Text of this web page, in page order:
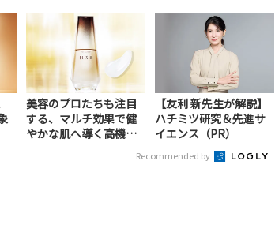
美容のプロたちも注目
する、マルチ効果で健
やかな肌へ導く高機能
【友利 新先生が解説】
ハチミツ研究＆先進サ
イエンス（PR）
Recommended by